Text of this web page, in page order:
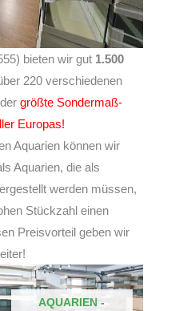
bieten wir gut 1.500
220 verschiedenen
größte Sondermaß-
Europas!
Aquarien können wir
Aquarien, die als
werden müssen,
Stückzahl einen
Preisvorteil geben wir
AQUARIEN -